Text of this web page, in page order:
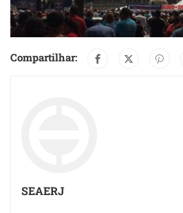
Compartilhar:
SEAERJ